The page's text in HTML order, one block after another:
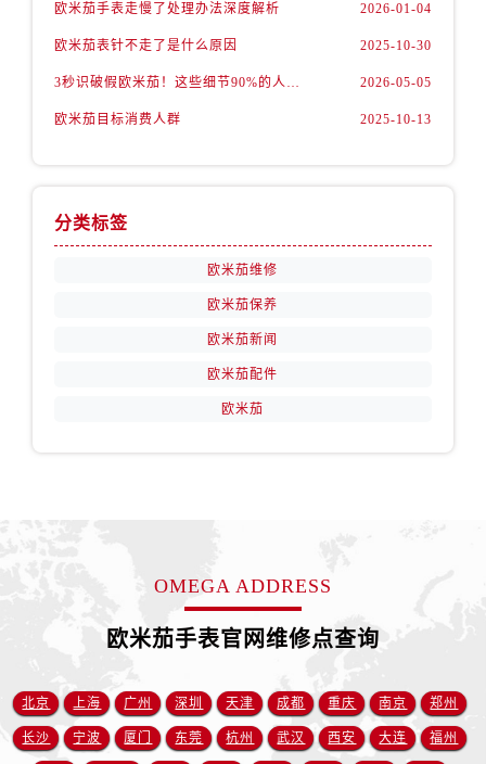
陕西省安康市汉滨区金州路售后服务中心（需提前预约）
新疆维吾尔自治区阜康市博峰路售后服务中心（需提前预约）
新疆维吾尔自治区哈密市伊州区建国北路售后服务中心（需提前预约）
欧米茄手表走慢了处理办法深度解析 2026-01-04
欧米茄表针不走了是什么原因 2025-10-30
3秒识破假欧米茄！这些细节90%的人都忽略了 2026-05-05
欧米茄目标消费人群 2025-10-13
分类标签
欧米茄维修
欧米茄保养
欧米茄新闻
欧米茄配件
欧米茄
OMEGA ADDRESS
欧米茄手表官网维修点查询
北京 上海 广州 深圳 天津 成都 重庆 南京 郑州
长沙 宁波 厦门 东莞 杭州 武汉 西安 大连 福州